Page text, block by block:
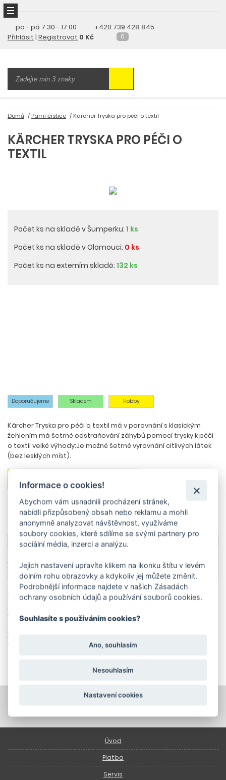
po - pá 7:30 - 17:00
+420 739 428 845
Přihlásit | Registrovat 0 Kč 0
Domů Parní čističe Kärcher Tryska pro péči o textil
KÄRCHER TRYSKA PRO PÉČI O
TEXTIL
Počet ks na skladě v Šumperku: 1 ks
Počet ks na skladě v Olomouci: 0 ks
Počet ks na externím skladě: 132 ks
Doporučujeme Skladem Hobby
Kärcher Tryska pro péči o textil má v porovnání s klasickým
žehlením má šetrné odstraňování záhybů pomocí trysky k péči
o textil velké výhody:Je možné šetrné vyrovnání citlivých látek
(bez lesklých míst).
Zeptat se na produkt Ceník dopravy
Více o produktu
Produkt se nachází i v následujících kategoriích
Domů Parní čističe Příslušenství Kärcher Tryska pro péči o textil
Kärcher Tryska pro péči o textil
Úvod
Platba
Servis
Informace o cookies!
Abychom vám usnadnili procházení stránek,
nabídli přizpůsobený obsah nebo reklamu a mohli
anonymně analyzovat návštěvnost, využíváme
soubory cookies, které sdílíme se svými partnery pro
sociální média, inzerci a analýzu.
Jejich nastavení upravíte klikem na ikonku štítu v levém
dolním rohu obrazovky a kdykoliv jej můžete změnit.
Podrobnější informace najdete v našich Zásadách
ochrany osobních údajů a používání souborů cookies.
Souhlasíte s používáním cookies?
Ano, souhlasím
Nesouhlasím
Nastavení cookies